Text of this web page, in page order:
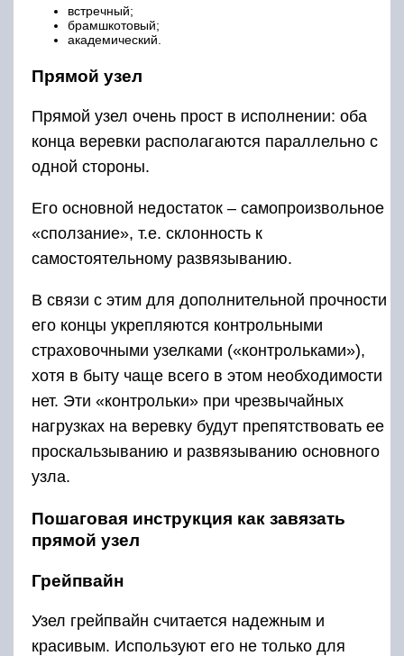
встречный;
брамшкотовый;
академический.
Прямой узел
Прямой узел очень прост в исполнении: оба
конца веревки располагаются параллельно с
одной стороны.
Его основной недостаток – самопроизвольное
«сползание», т.е. склонность к
самостоятельному развязыванию.
В связи с этим для дополнительной прочности
его концы укрепляются контрольными
страховочными узелками («контрольками»),
хотя в быту чаще всего в этом необходимости
нет. Эти «контрольки» при чрезвычайных
нагрузках на веревку будут препятствовать ее
проскальзыванию и развязыванию основного
узла.
Пошаговая инструкция как завязать
прямой узел
Грейпвайн
Узел грейпвайн считается надежным и
красивым. Используют его не только для